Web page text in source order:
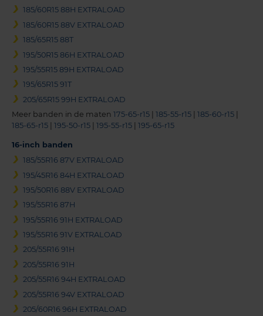
185/60R15 88H EXTRALOAD
185/60R15 88V EXTRALOAD
185/65R15 88T
195/50R15 86H EXTRALOAD
195/55R15 89H EXTRALOAD
195/65R15 91T
205/65R15 99H EXTRALOAD
Meer banden in de maten 175-65-r15 185-55-r15 185-60-r15
185-65-r15
195-50-r15 195-55-r15 195-65-r15
16-inch banden
185/55R16 87V EXTRALOAD
195/45R16 84H EXTRALOAD
195/50R16 88V EXTRALOAD
195/55R16 87H
195/55R16 91H EXTRALOAD
195/55R16 91V EXTRALOAD
205/55R16 91H
205/55R16 91H
205/55R16 94H EXTRALOAD
205/55R16 94V EXTRALOAD
205/60R16 96H EXTRALOAD